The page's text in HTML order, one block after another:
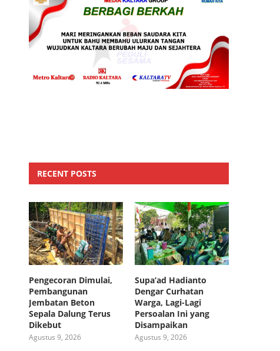
RECENT POSTS
Pengecoran Dimulai,
Pembangunan
Jembatan Beton
Sepala Dalung Terus
Dikebut
Agustus 9, 2026
Supa’ad Hadianto
Dengar Curhatan
Warga, Lagi-Lagi
Persoalan Ini yang
Disampaikan
Agustus 9, 2026